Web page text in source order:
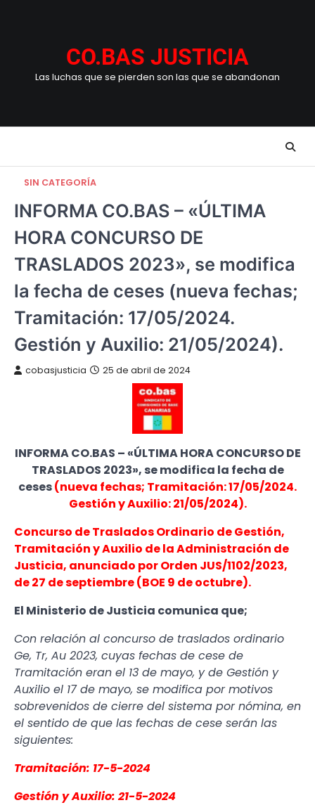
CO.BAS JUSTICIA
Las luchas que se pierden son las que se abandonan
SIN CATEGORÍA
INFORMA CO.BAS – «ÚLTIMA
HORA CONCURSO DE
TRASLADOS 2023», se modifica
la fecha de ceses (nueva fechas;
Tramitación: 17/05/2024.
Gestión y Auxilio: 21/05/2024).
cobasjusticia 25 de abril de 2024
INFORMA CO.BAS – «ÚLTIMA HORA CONCURSO DE
TRASLADOS 2023», se modifica la fecha de
ceses(nueva fechas; Tramitación: 17/05/2024.
Gestión y Auxilio: 21/05/2024).
Concurso de Traslados Ordinario de Gestión,
Tramitación y Auxilio de la Administración de
Justicia, anunciado por Orden JUS/1102/2023,
de 27 de septiembre (BOE 9 de octubre).
El Ministerio de Justicia comunica que;
Con relación al concurso de traslados ordinario
Ge, Tr, Au 2023, cuyas fechas de cese de
Tramitación eran el 13 de mayo, y de Gestión y
Auxilio el 17 de mayo, se modifica por motivos
sobrevenidos de cierre del sistema por nómina, en
el sentido de que las fechas de cese serán las
siguientes:
Tramitación: 17-5-2024
Gestión y Auxilio: 21-5-2024